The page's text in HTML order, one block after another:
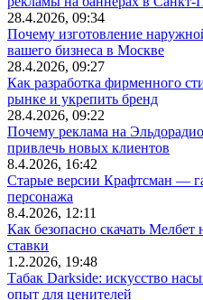
28.4.2026, 09:34
Почему изготовление
вашего бизнеса в Москве
28.4.2026, 09:27
Как разработка фирменного
рынке и укрепить бренд
28.4.2026, 09:22
Почему реклама на
привлечь новых клиентов
8.4.2026, 16:42
Старые версии Крафтсман —
персонажа
8.4.2026, 12:11
Как безопасно скачать Мелбет
ставки
1.2.2026, 19:48
Табак Darkside: искусство
опыт для ценителей